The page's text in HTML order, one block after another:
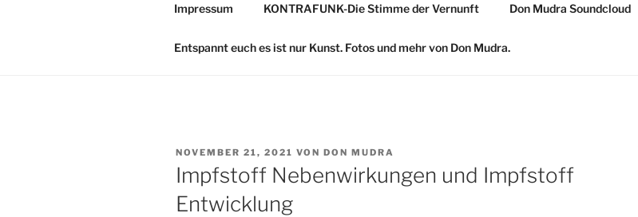
Impressum KONTRAFUNK-Die Stimme der Vernunft Don Mudra Soundcloud
Entspannt euch es ist nur Kunst. Fotos und mehr von Don Mudra.
VERÖFFENTLICHT
AM
NOVEMBER 21, 2021 VON DON MUDRA
Impfstoff Nebenwirkungen und Impfstoff
Entwicklung